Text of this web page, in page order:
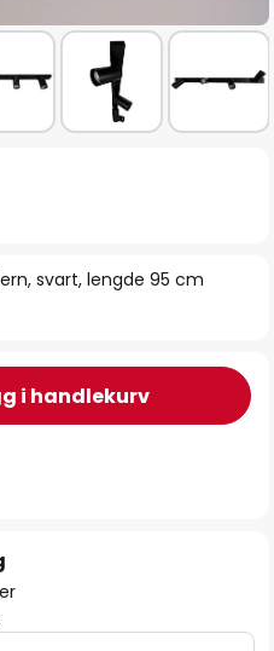
svart, lengde 95 cm
i handlekurv